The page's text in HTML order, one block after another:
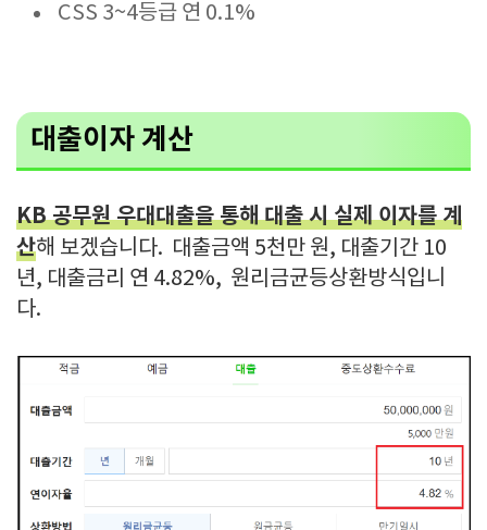
CSS 3~4등급 연 0.1%
대출이자 계산
KB 공무원 우대대출을 통해 대출 시 실제 이자를 계
산해 보겠습니다. 대출금액 5천만 원, 대출기간 10
년, 대출금리 연 4.82%, 원리금균등상환방식입니
다.